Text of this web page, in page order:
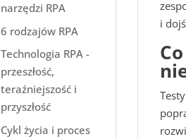
i
narzędzi RPA
6 rodzajów RPA
Technologia RPA -
przeszłość,
teraźniejszość i
przyszłość
Cykl życia i proces